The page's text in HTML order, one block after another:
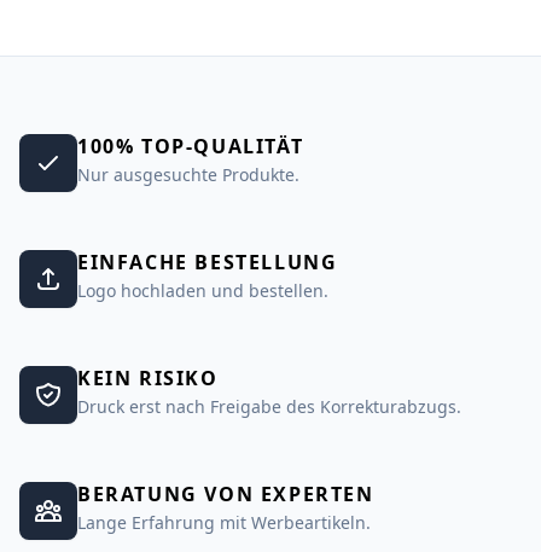
100% TOP-QUALITÄT
Nur ausgesuchte Produkte.
EINFACHE BESTELLUNG
Logo hochladen und bestellen.
KEIN RISIKO
Druck erst nach Freigabe des Korrekturabzugs.
BERATUNG VON EXPERTEN
Lange Erfahrung mit Werbeartikeln.